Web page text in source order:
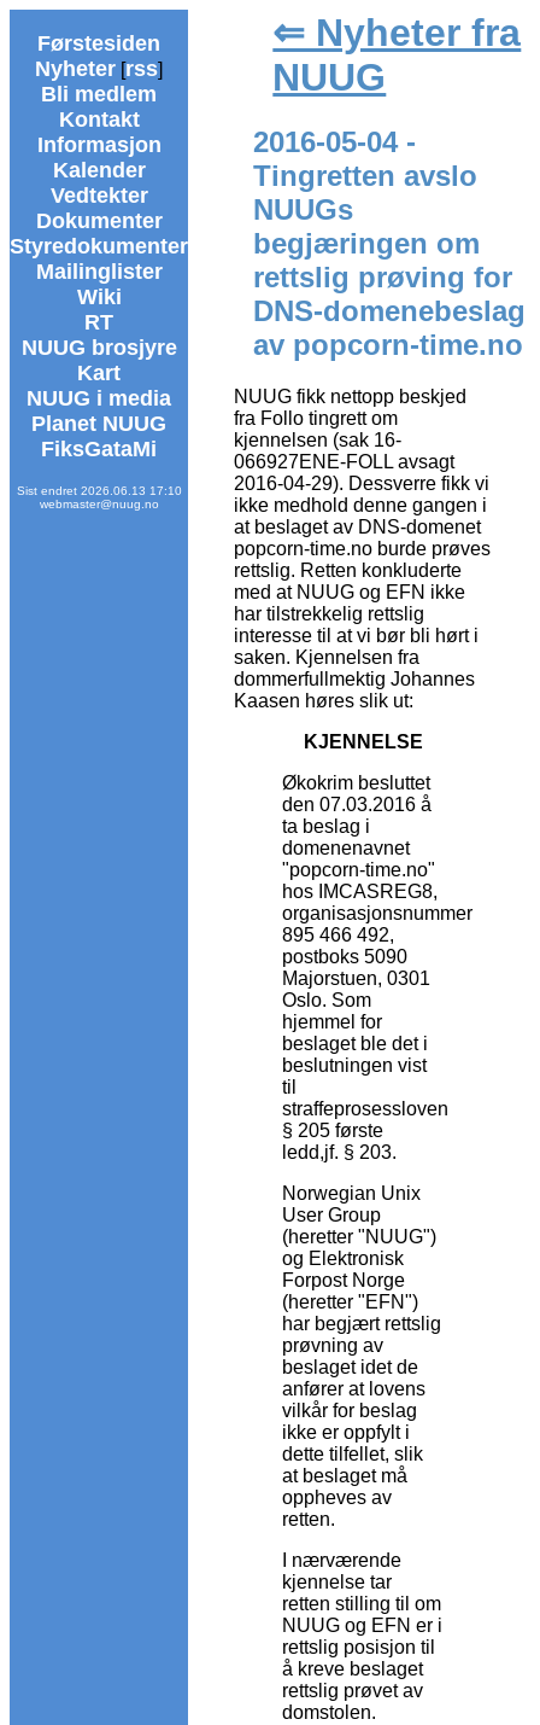
Førstesiden
Nyheter [rss]
Bli medlem
Kontakt
Informasjon
Kalender
Vedtekter
Dokumenter
Styredokumenter
Mailinglister
Wiki
RT
NUUG brosjyre
Kart
NUUG i media
Planet NUUG
FiksGataMi
Sist endret 2026.06.13 17:10
webmaster@nuug.no
⇐ Nyheter fra
NUUG
2016-05-04 -
Tingretten avslo
NUUGs
begjæringen om
rettslig prøving for
DNS-domenebeslag
av popcorn-time.no
NUUG fikk nettopp beskjed
fra Follo tingrett om
kjennelsen (sak 16-
066927ENE-FOLL avsagt
2016-04-29). Dessverre fikk vi
ikke medhold denne gangen i
at beslaget av DNS-domenet
popcorn-time.no burde prøves
rettslig. Retten konkluderte
med at NUUG og EFN ikke
har tilstrekkelig rettslig
interesse til at vi bør bli hørt i
saken. Kjennelsen fra
dommerfullmektig Johannes
Kaasen høres slik ut:
KJENNELSE
Økokrim besluttet
den 07.03.2016 å
ta beslag i
domenenavnet
"popcorn-time.no"
hos IMCASREG8,
organisasjonsnummer
895 466 492,
postboks 5090
Majorstuen, 0301
Oslo. Som
hjemmel for
beslaget ble det i
beslutningen vist
til
straffeprosessloven
§ 205 første
ledd,jf. § 203.
Norwegian Unix
User Group
(heretter "NUUG")
og Elektronisk
Forpost Norge
(heretter "EFN")
har begjært rettslig
prøvning av
beslaget idet de
anfører at lovens
vilkår for beslag
ikke er oppfylt i
dette tilfellet, slik
at beslaget må
oppheves av
retten.
I nærværende
kjennelse tar
retten stilling til om
NUUG og EFN er i
rettslig posisjon til
å kreve beslaget
rettslig prøvet av
domstolen.